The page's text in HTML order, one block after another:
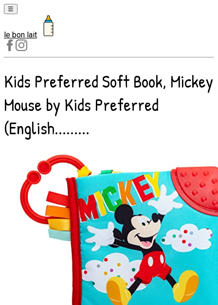
☰
Laits
1er
âge
Laits
2e
âge
Laits
de
le bon lait
Kids Preferred Soft Book, Mickey
Mouse by Kids Preferred
(English.........